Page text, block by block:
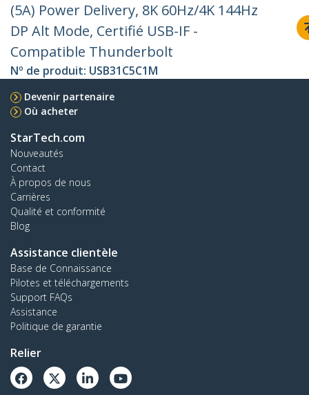
(5A) Power Delivery, 8K 60Hz/4K 144Hz
DP Alt Mode, Certifié USB-IF -
Compatible Thunderbolt
Nº de produit: USB31C5C1M
Devenir partenaire
Où acheter
StarTech.com
Nouveautés
Contact
À propos de nous
Carrières
Qualité et conformité
Blog
Assistance clientèle
Base de Connaissance
Pilotes et téléchargements
Support FAQs
Assistance
Politique de garantie
Relier